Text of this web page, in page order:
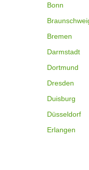
Bonn
Bremen
Darmstadt
Dortmund
Dresden
Duisburg
Düsseldorf
Erlangen